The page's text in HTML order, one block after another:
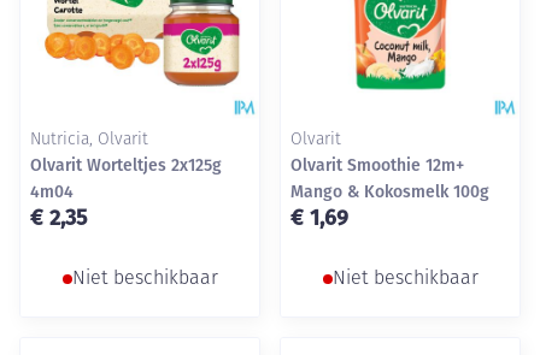
Nutricia, Olvarit
Olvarit Worteltjes 2x125g
4m04
€ 2,35
Niet beschikbaar
Olvarit
Olvarit Smoothie 12m+
Mango & Kokosmelk 100g
€ 1,69
Niet beschikbaar